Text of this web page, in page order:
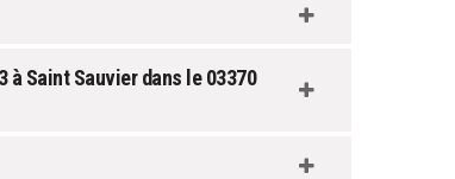
à Saint Sauvier dans le 03370